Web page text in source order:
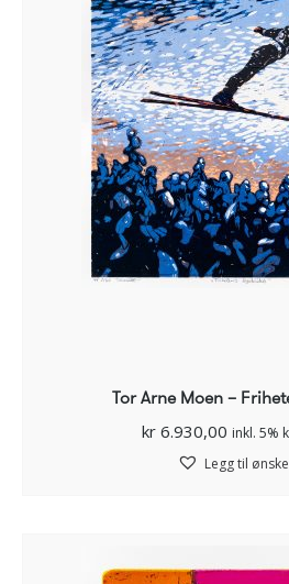
Tor Arne Moen –
kr 6.930,00 inkl. 5%
Legg til